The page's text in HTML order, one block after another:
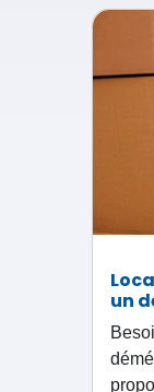
un